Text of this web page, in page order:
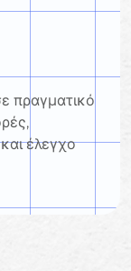
πραγματικό
έλεγχο